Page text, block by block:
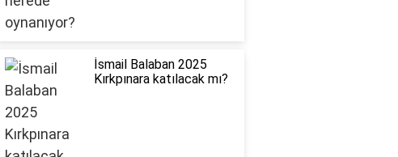
İsmail Balaban 2025
Kırkpınara katılacak mı?